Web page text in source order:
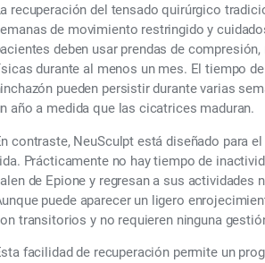
recuperación del tensado quirúrgico
de movimiento restringido y
deben usar prendas de
durante al menos un mes. El tiempo
pueden persistir durante varias
año a medida que las cicatrices maduran.
contraste, NeuSculpt está diseñado para
Prácticamente no hay tiempo de
de Epione y regresan a sus
puede aparecer un ligero
transitorios y no requieren ninguna
facilidad de recuperación permite un